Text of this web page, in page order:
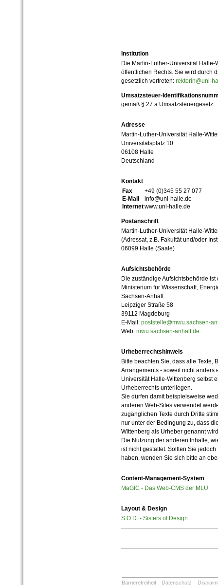
Institution
Die Martin-Luther-Universität
öffentlichen Rechts. Sie wird durch
gesetzlich vertreten: rektorin@uni-
Umsatzsteuer-
gemäß § 27 a Umsatzsteuergesetz
Adresse
Martin-Luther-Universität Halle-
Universitätsplatz 10
06108 Halle
Deutschland
Kontakt
Fax
+49 (0)345 55 27 077
E-Mail
info@uni-halle.de
Internetwww.uni-halle.de
Postanschrift
Martin-Luther-Universität Halle-
(Adressat, z.B. Fakultät und/oder
06099 Halle (Saale)
Aufsichtsbehörde
Die zuständige Aufsichtsbehörde ist
Ministerium für Wissenschaft,
Sachsen-Anhalt
Leipziger Straße 58
39112 Magdeburg
E-Mail: poststelle@mwu.sachsen-
Web: mwu.sachsen-anhalt.de
Urheberrechtshinweis
Bitte beachten Sie, dass alle Texte,
Arrangements - soweit nicht anders
Universität Halle-Wittenberg selbst
Urheberrechts unterliegen.
Sie dürfen damit beispielsweise
anderen Web-Sites verwendet
zugänglichen Texte durch Dritte
nur unter der Bedingung zu, dass
Wittenberg als Urheber genannt
Die Nutzung der anderen Inhalte,
ist nicht gestattet. Sollten Sie
haben, wenden Sie sich bitte an
Content-Management-System
MaGIC - Das Web-CMS der MLU
Layout & Design
S.O.D. - Sisters of Design
Barrierefreiheit Datenschutz